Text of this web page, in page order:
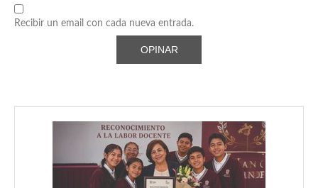
Recibir un email con cada nueva entrada.